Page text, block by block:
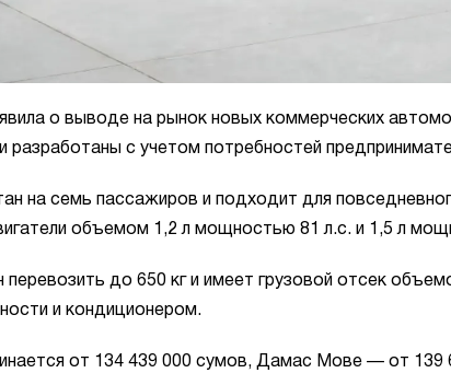
о выводе на рынок новых коммерческих
с учетом потребностей
на семь пассажиров и подходит для
объемом 1,2 л мощностью 81 л.с. и 1,5 л
до 650 кг и имеет грузовой отсек
и кондиционером.
от 134 439 000 сумов, Дамас Мове — от 139